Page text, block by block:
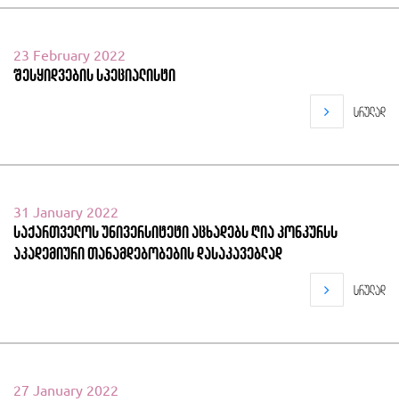
23 February 2022
შესყიდვების სპეციალისტი
სრულად
31 January 2022
საქართველოს უნივერსიტეტი აცხადებს ღია კონკურსს
აკადემიური თანამდებობების დასაკავებლად
სრულად
27 January 2022